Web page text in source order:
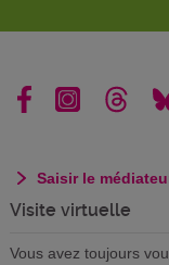
Saisir le
Visite virtuelle
Vous avez toujours